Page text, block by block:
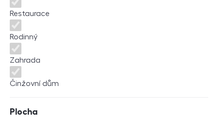
Restaurace
Rodinný
Zahrada
Činžovní dům
Plocha